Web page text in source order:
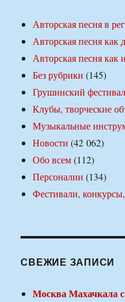
Авторская песня в
Авторская песня как
Авторская песня как
Без рубрики (145)
Грушинский
Клубы, творческие
Музыкальные
Новости (42 062)
Обо всем(112)
Персоналии (134)
Фестивали,
СВЕЖИЕ ЗАПИСИ
Москва Махачкала